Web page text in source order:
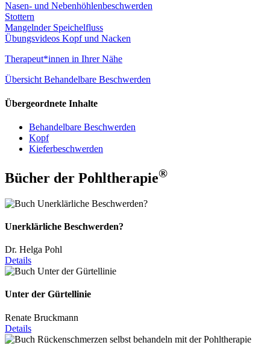
Nasen- und Nebenhöhlenbeschwerden
Stottern
Mangelnder Speichelfluss
Übungsvideos Kopf und Nacken
Therapeut*innen in Ihrer Nähe
Übersicht Behandelbare Beschwerden
Übergeordnete Inhalte
Behandelbare Beschwerden
Kopf
Kieferbeschwerden
Bücher der Pohltherapie®
Unerklärliche Beschwerden?
Dr. Helga Pohl
Details
Unter der Gürtellinie
Renate Bruckmann
Details